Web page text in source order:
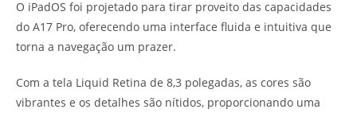
O iPadOS foi projetado para tirar proveito das capacidades
do A17 Pro, oferecendo uma interface fluida e intuitiva que
torna a navegação um prazer.
Com a tela Liquid Retina de 8,3 polegadas, as cores são
vibrantes e os detalhes são nítidos, proporcionando uma